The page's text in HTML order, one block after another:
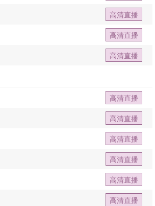
高清直播
高清直播
高清直播
高清直播
高清直播
高清直播
高清直播
高清直播
高清直播